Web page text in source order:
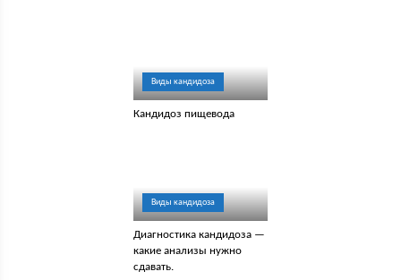
Виды кандидоза
Кандидоз пищевода
Виды кандидоза
Диагностика кандидоза —
какие анализы нужно
сдавать.